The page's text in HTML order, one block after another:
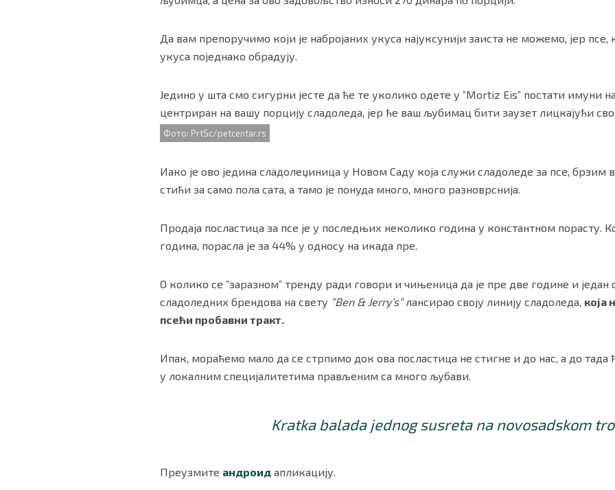
Да вам препоручимо који је набројаних укуса најуксунији заиста не можемо, јер
укуса поједнако обрадују.
Једино у шта смо сигурни јесте да ће те уколико одете у ”Mortiz Eis” постати имуни
центриран на вашу порцију сладоледа, јер ће ваш љубимац бити заузет лицкајући
Фото: PrtSc/petcentar.rs
Иако је ово једина сладолеџиница у Новом Саду која служи сладоледе за псе,
стићи за само пола сата, а тамо је понуда много, много разноврснија.
Продаја посластица за псе је у последњих неколико година у константном порасту.
година, порасла је за 44% у односу на икада пре.
О колико се ”заразном” тренду ради говори и чињеница да је пре две године и један
сладоледних брендова на свету ”Ben & Jerry’s”лансирао своју линију сладоледа, која
псећи пробавни тракт.
Ипак, мораћемо мало да се стрпимо док ова посластица не стигне и до нас, а до
у локалним специјалитетима прављеним са много љубави.
Kratka balada jednog susreta na novosadskom
Преузмите андроид апликацију.